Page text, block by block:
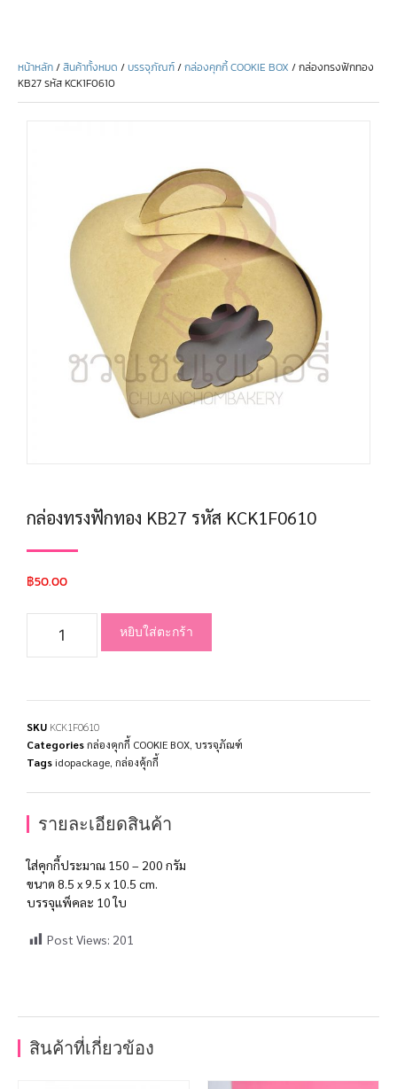
หน้าหลัก/สินค้าทั้งหมด /บรรจุภัณฑ์/กล่องคุกกี้ COOKIE BOX / กล่องทรงฟักทอง
KB27 รหัส KCK1F0610
กล่องทรงฟักทอง KB27 รหัส KCK1F0610
฿50.00
หยิบใส่ตะกร้า
SKU KCK1F0610
Categoriesกล่องคุกกี้ COOKIE BOX บรรจุภัณฑ์
Tags idopackage กล่องคุ้กกี้
รายละเอียดสินค้า
ใส่คุกกี้ประมาณ 150 – 200 กรัม
ขนาด 8.5 x 9.5 x 10.5 cm.
บรรจุแพ็คละ 10 ใบ
Post Views: 201
สินค้าที่เกี่ยวข้อง